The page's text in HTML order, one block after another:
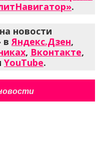
.
новости
вЯндекс.Дзен,
, Вконтакте,
YouTube.